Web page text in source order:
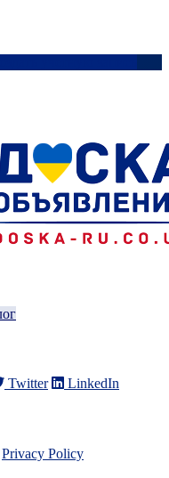
Twitter LinkedIn
Privacy Policy